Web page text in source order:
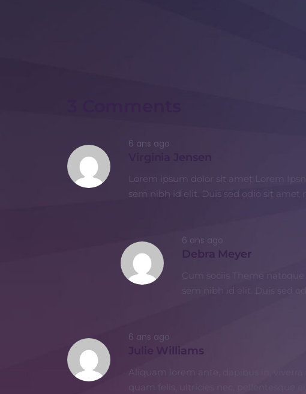
6 ans ago
Lorem ipsum dolor sit amet Lorem
sem nibh id elit. Duis sed odio sit amet
6 ans ago
Debra Meyer
Cum sociis Theme
6 ans ago
Julie Williams
Aliquam lorem ante, dapibus in,
quam felis, ultricies nec, pellentesque